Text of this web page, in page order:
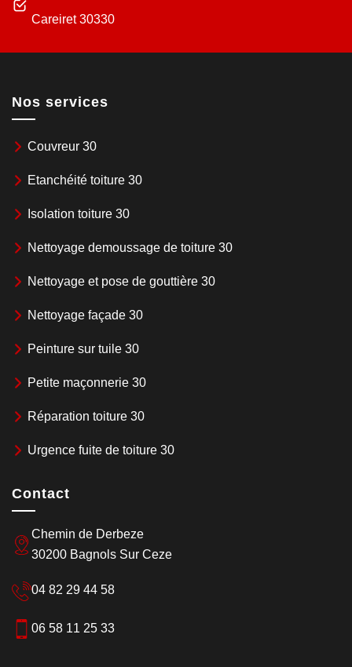
Careiret 30330
Nos services
Couvreur 30
Etanchéité toiture 30
Isolation toiture 30
Nettoyage demoussage de toiture 30
Nettoyage et pose de gouttière 30
Nettoyage façade 30
Peinture sur tuile 30
Petite maçonnerie 30
Réparation toiture 30
Urgence fuite de toiture 30
Contact
Chemin de Derbeze
30200 Bagnols Sur Ceze
04 82 29 44 58
06 58 11 25 33